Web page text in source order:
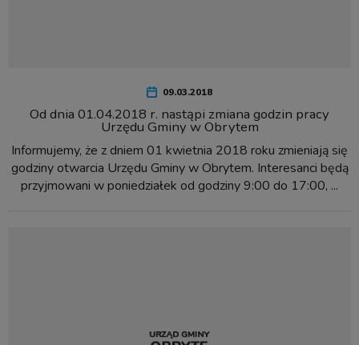
09.03.2018
Od dnia 01.04.2018 r. nastąpi zmiana godzin pracy
Urzędu Gminy w Obrytem
Informujemy, że z dniem 01 kwietnia 2018 roku zmieniają się
godziny otwarcia Urzędu Gminy w Obrytem. Interesanci będą
przyjmowani w poniedziałek od godziny 9:00 do 17:00, ...